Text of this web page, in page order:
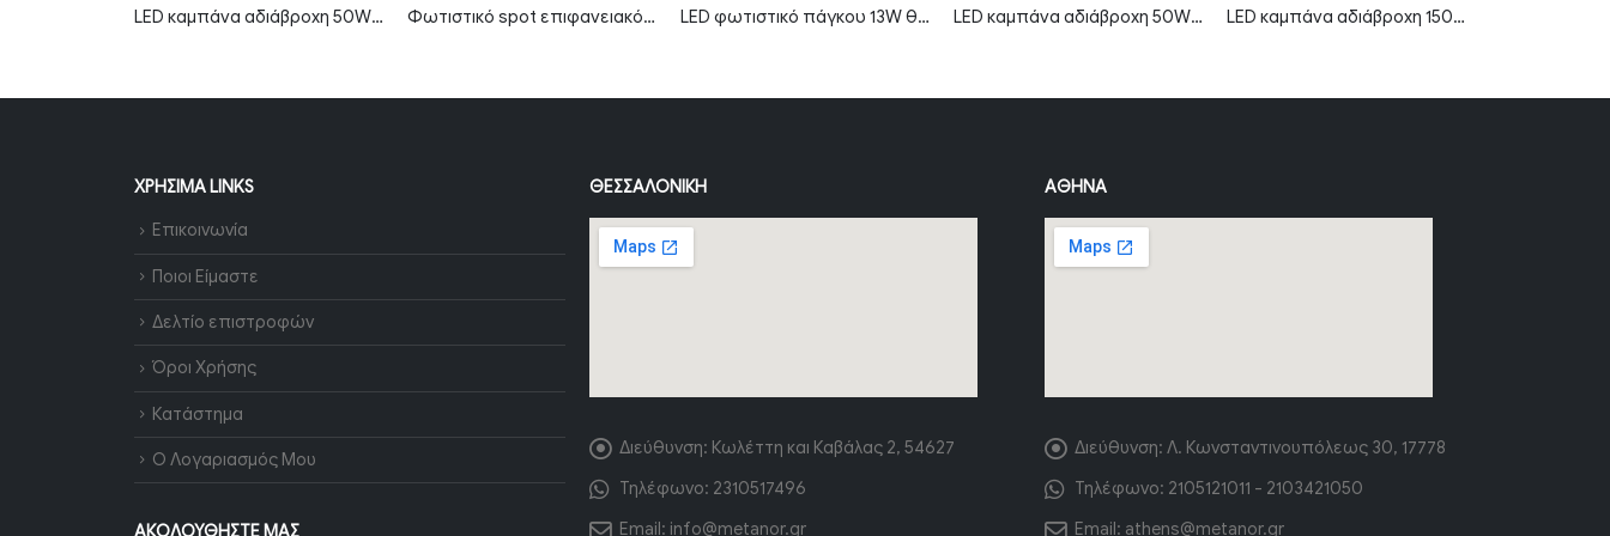
Φωτιστικό spot επιφανειακό 2xGU10 τετράγωνο με μαύρο σώμα LED φωτιστικό πάγκου 13W θερμό λευκό 3000K με διακόπτη 120cm MTN-55991 LED καμπάνα αδιάβροχη 50W ψυχρό λευκό 6000K 120° MTN-82111 LED καμπάνα αδιάβροχη 150W ψυχρό λευκό 6000K 120° MTN-82151 Πρισματικό φωτιστικό LED 10W 2800K θερμό λευκό 30cm IP20 MTN-66731
ΧΡΉΣΙΜΑ LINKS
Επικοινωνία
Ποιοι Είμαστε
Δελτίο επιστροφών
Όροι Χρήσης
Κατάστημα
Ο Λογαριασμός Μου
ΘΕΣΣΑΛΟΝΊΚΗ
Διεύθυνση: Κωλέττη και Καβάλας 2, 54627
Τηλέφωνο: 2310517496
Email: info@metanor.gr
ΑΘΉΝΑ
Διεύθυνση: Λ. Κωνσταντινουπόλεως 30, 17778
Τηλέφωνο: 2105121011 - 2103421050
Email: athens@metanor.gr